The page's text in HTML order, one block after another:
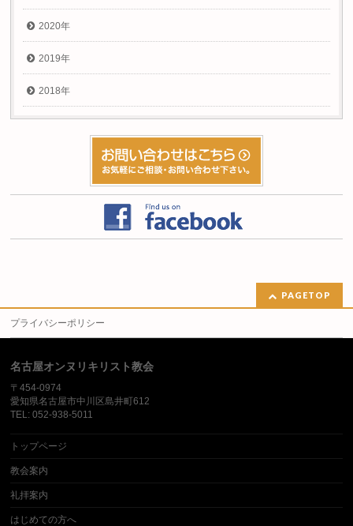
2020年
2019年
2018年
PAGETOP
プライバシーポリシー
名古屋オンヌリキリスト教会
〒454-0974
愛知県名古屋市中川区島井町612
TEL: 052-938-5011
トップページ
教会案内
礼拝案内
はじめての方へ